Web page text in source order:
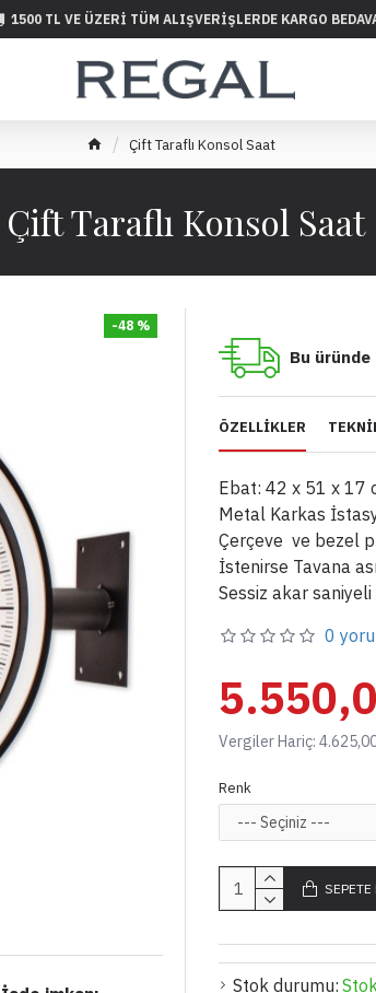
1500 TL VE ÜZERI TÜM ALIŞVERIŞLERDE KARGO
Çift Taraflı Konsol Saat
Çift Taraflı Konsol Saat
-48 %
ÖZELLIKLER
Ebat: 42 x 51 x 17
Metal Karkas
Çerçeve ve bezel
İstenirse Tavana
Sessiz akar
Bu
Stok durumu:
0
Vergiler Hariç:
Renk
SEPETE